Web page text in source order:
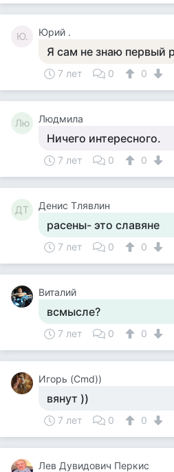
Ю. Юрий .
Я сам не знаю первый
7 лет 0 0
Лю Людмила
Ничего интересного.
7 лет 0 0
ДТ Денис Тлявлин
расены- это славяне
7 лет 0 0
Виталий
всмысле?
7 лет 0 0
Игорь (Cmd))
вянут ))
7 лет 0 0
Лев Дувидович Перкис